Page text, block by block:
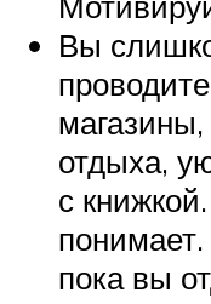
Вы
отдыха,
с
пока вы